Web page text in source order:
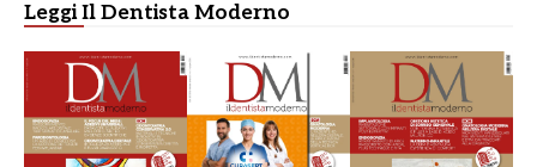
Leggi Il Dentista Moderno